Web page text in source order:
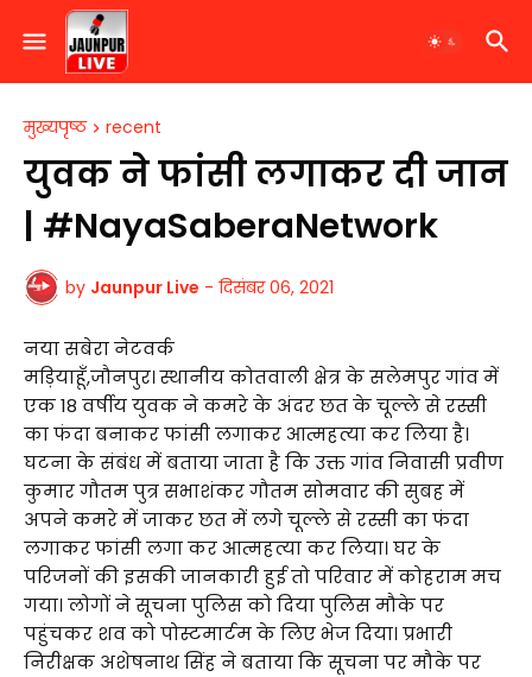
मुख्यपृष्ठ recent
युवक ने फांसी लगाकर दी जान
| #NayaSaberaNetwork
by Jaunpur Live - दिसंबर 06, 2021
नया सबेरा नेटवर्क
मड़ियाहूँ,जौनपुर। स्थानीय कोतवाली क्षेत्र के सलेमपुर गांव में
एक 18 वर्षीय युवक ने कमरे के अंदर छत के चूल्ले से रस्सी
का फंदा बनाकर फांसी लगाकर आत्महत्या कर लिया है।
घटना के संबंध में बताया जाता है कि उक्त गांव निवासी प्रवीण
कुमार गौतम पुत्र सभाशंकर गौतम सोमवार की सुबह में
अपने कमरे में जाकर छत में लगे चूल्ले से रस्सी का फंदा
लगाकर फांसी लगा कर आत्महत्या कर लिया। घर के
परिजनों की इसकी जानकारी हुई तो परिवार में कोहराम मच
गया। लोगों ने सूचना पुलिस को दिया पुलिस मौके पर
पहुंचकर शव को पोस्टमार्टम के लिए भेज दिया। प्रभारी
निरीक्षक अशेषनाथ सिंह ने बताया कि सूचना पर मौके पर